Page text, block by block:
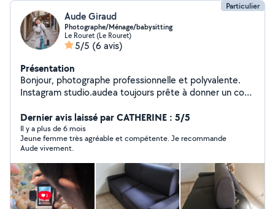
Particulier
Aude Giraud
Photographe/Ménage/babysitting
Le Rouret (Le Rouret)
5/5 (6 avis)
Présentation
Bonjour, photographe professionnelle et polyvalente.
Instagram studio.audea toujours prête à donner un coup
rbnb,
informatique,administratif,événements,babysitting,
nettoyage canapé/siége auto/tapis... Je loue également
mon nettoyeur shampouinneuse Bissel à la journée !
Dernier avis laissé par CATHERINE : 5/5
Il y a plus de 6 mois
Jeune femme très agréable et compétente. Je recommande
Aude vivement.